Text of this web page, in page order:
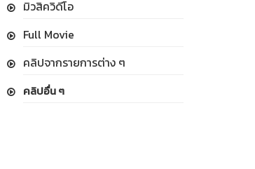
มิวสิควิดีโอ
Full Movie
คลิปจากรายการต่าง ๆ
คลิปอื่น ๆ